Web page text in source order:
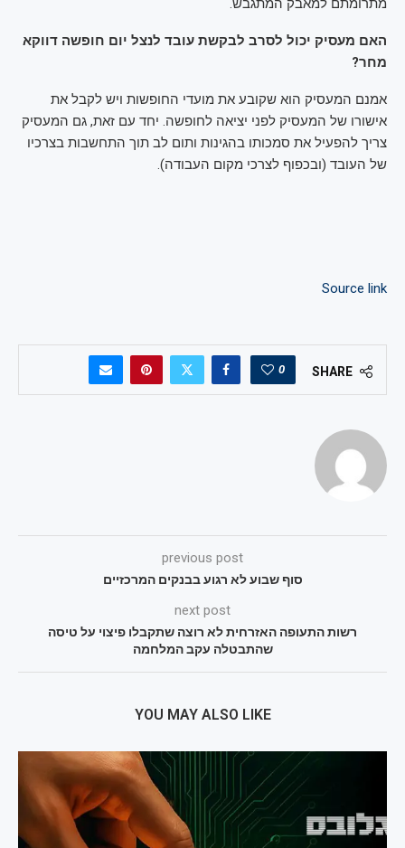
מתרומתם למאבק המתגבש.
האם מעסיק יכול לסרב לבקשת עובד לנצל יום חופשה דווקא
מחר?
אמנם המעסיק הוא שקובע את מועדי החופשות ויש לקבל את
אישורו של המעסיק לפני יציאה לחופשה. יחד עם זאת, גם המעסיק
צריך להפעיל את סמכותו בהגינות ותום לב תוך התחשבות בצרכיו
של העובד (ובכפוף לצרכי מקום העבודה).
Source link
SHARE
0
previous post
סוף שבוע לא רגוע בבנקים המרכזיים
next post
רשות התעופה האזרחית לא רוצה שתקבלו פיצוי על טיסה
שהתבטלה עקב המלחמה
YOU MAY ALSO LIKE